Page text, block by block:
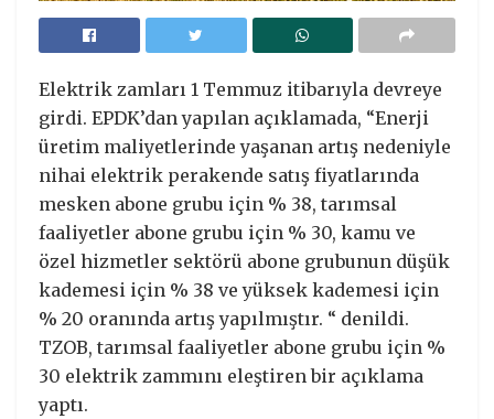
Elektrik zamları 1 Temmuz itibarıyla devreye
girdi. EPDK’dan yapılan açıklamada, “Enerji
üretim maliyetlerinde yaşanan artış nedeniyle
nihai elektrik perakende satış fiyatlarında
mesken abone grubu için % 38, tarımsal
faaliyetler abone grubu için % 30, kamu ve
özel hizmetler sektörü abone grubunun düşük
kademesi için % 38 ve yüksek kademesi için
% 20 oranında artış yapılmıştır. “ denildi.
TZOB, tarımsal faaliyetler abone grubu için %
30 elektrik zammını eleştiren bir açıklama
yaptı.